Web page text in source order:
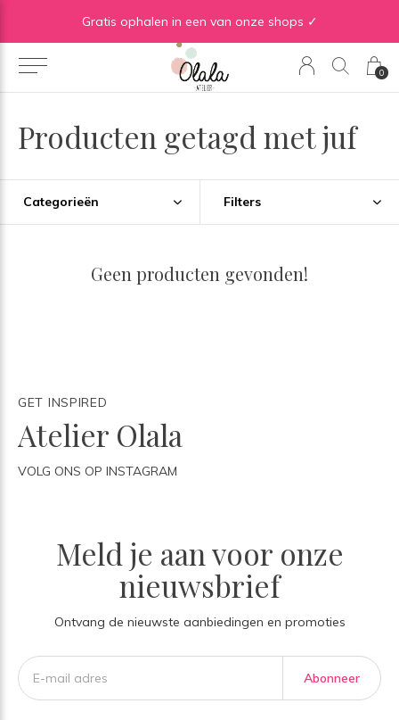
0
Gratis ophalen in een van onze shops ✓
Producten getagd met juf
Categorieën Filters
Geen producten gevonden!
GET INSPIRED
Atelier Olala
VOLG ONS OP INSTAGRAM
Meld je aan voor onze
nieuwsbrief
Ontvang de nieuwste aanbiedingen en promoties
Abonneer